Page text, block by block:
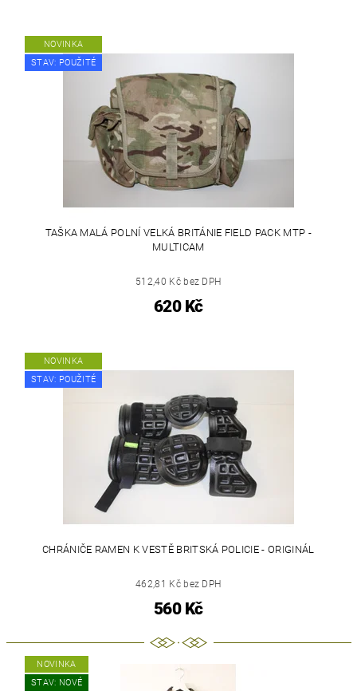
NOVINKA
STAV: POUŽITÉ
TAŠKA MALÁ POLNÍ VELKÁ BRITÁNIE FIELD PACK MTP -
MULTICAM
512,40 Kč bez DPH
620 Kč
NOVINKA
STAV: POUŽITÉ
CHRÁNIČE RAMEN K VESTĚ BRITSKÁ POLICIE - ORIGINÁL
462,81 Kč bez DPH
560 Kč
NOVINKA
STAV: NOVÉ